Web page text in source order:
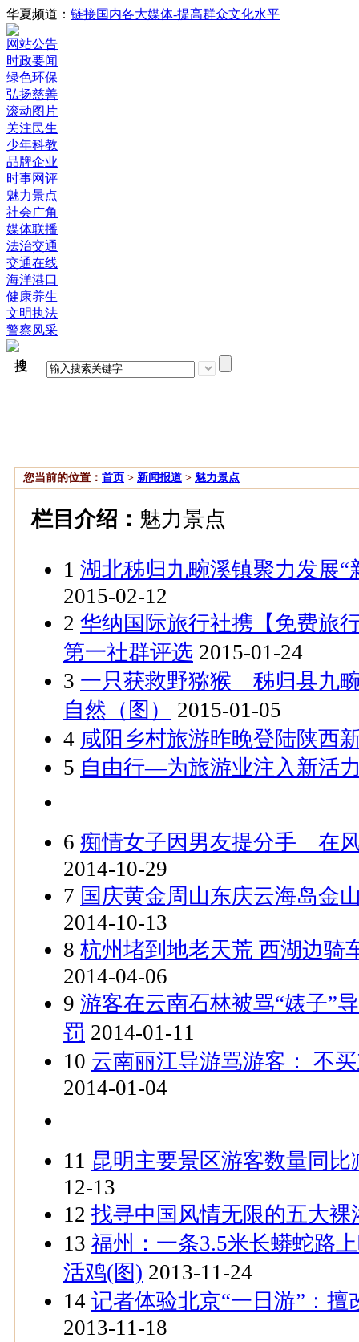
华夏频道： 链接国内各大媒体-提高群众文化水平
网站公告
时政要闻
绿色环保
弘扬慈善
滚动图片
关注民生
少年科教
品牌企业
时事网评
魅力景点
社会广角
媒体联播
法治交通
交通在线
海洋港口
健康养生
文明执法
警察风采
搜
您当前的位置： 首页 > 新闻报道 > 魅力景点
栏目介绍： 魅力景点
1 湖北秭归九畹溪镇聚力发展“
2015-02-12
2 华纳国际旅行社携【免费旅
第一社群评选 2015-01-24
3 一只获救野猕猴 秭归县九
自然（图）
2015-01-05
4 咸阳乡村旅游昨晚登陆陕西
5 自由行—为旅游业注入新活
6 痴情女子因男友提分手 在
2014-10-29
7 国庆黄金周山东庆云海岛金
2014-10-13
8 杭州堵到地老天荒 西湖边骑
2014-04-06
9 游客在云南石林被骂“婊子”
罚 2014-01-11
10 云南丽江导游骂游客： 不
2014-01-04
11 昆明主要景区游客数量同比
12-13
12 找寻中国风情无限的五大裸
13 福州：一条3.5米长蟒蛇路
活鸡(图) 2013-11-24
14 记者体验北京“一日游”：擅
2013-11-18